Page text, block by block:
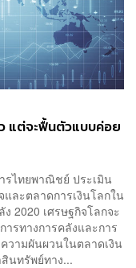
แต่จะฟื้นตัวแบบค่อย
รไทยพาณิชย์ ประเมิน
ละตลาดการเงินโลกใน
2020 เศรษฐกิจโลกจะ
รทางการคลังและการ
วามผันผวนในตลาดเงิน
นทรัพย์ทาง...